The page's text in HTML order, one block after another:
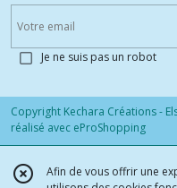
Je ne suis pas un robot
Copyright Kechara Créations -
réalisé avec eProShopping
Afin de vous offrir une